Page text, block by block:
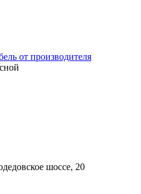
шоссе, 20